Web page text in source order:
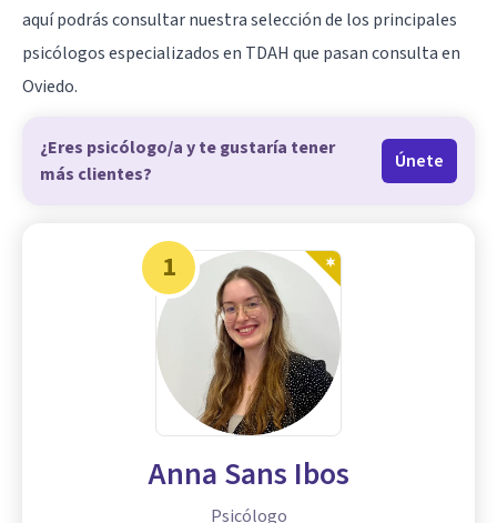
aquí podrás consultar nuestra selección de los principales
psicólogos especializados en TDAH que pasan consulta en
Oviedo.
¿Eres psicólogo/a y te gustaría tener
más clientes?
Únete
1
Anna Sans Ibos
Psicólogo